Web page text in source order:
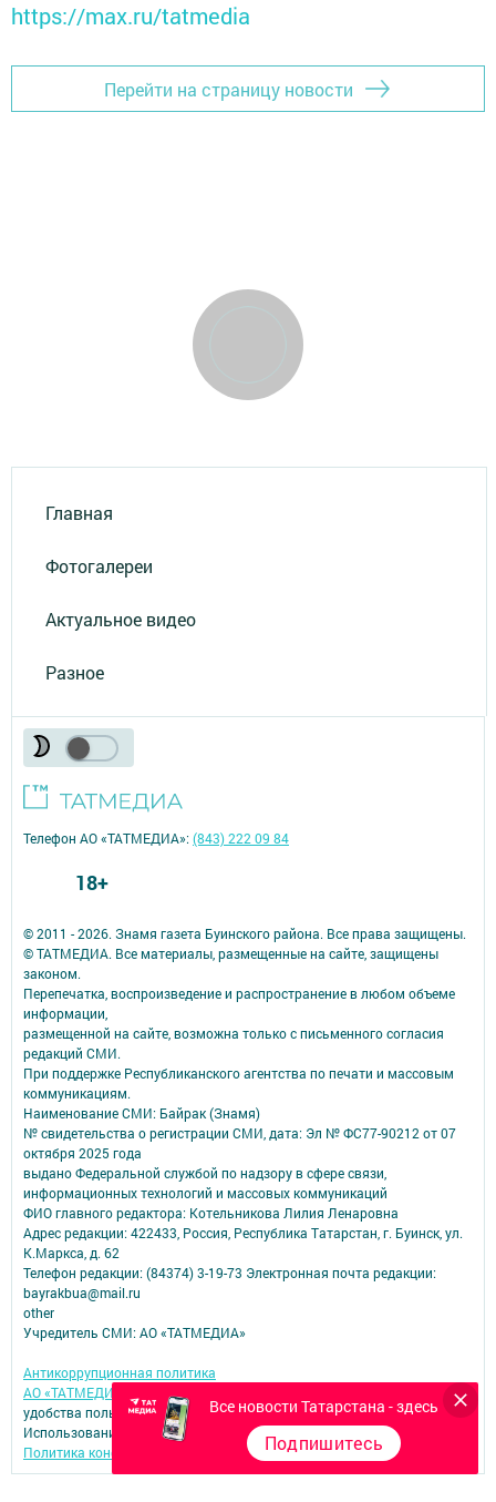
https://max.ru/tatmedia
Перейти на страницу новости
Главная
Фотогалереи
Актуальное видео
Разное
Все новости Татарстана - здесь
Подпишитесь
© 2011 - 2026. Знамя газета Буинского района. Все права защищены.
© ТАТМЕДИА. Все материалы, размещенные на сайте, защищены
законом.
Перепечатка, воспроизведение и распространение в любом объеме
информации,
размещенной на сайте, возможна только с письменного согласия
редакций СМИ.
При поддержке Республиканского агентства по печати и массовым
коммуникациям.
Наименование СМИ: Байрак (Знамя)
№ свидетельства о регистрации СМИ, дата: Эл № ФС77-90212 от 07
октября 2025 года
выдано Федеральной службой по надзору в сфере связи,
информационных технологий и массовых коммуникаций
ФИО главного редактора: Котельникова Лилия Ленаровна
Адрес редакции: 422433, Россия, Республика Татарстан, г. Буинск, ул.
К.Маркса, д. 62
Телефон редакции: (84374) 3-19-73 Электронная почта редакции:
bayrakbua@mail.ru
other
Учредитель СМИ: АО «ТАТМЕДИА»
Антикоррупционная политика
АО «ТАТМЕДИА» использует «cookie»
для персонализации сервисов и
удобства пользователей сайтом.
Использование «cookie» можно отменить в настройках браузера.
Политика конфиденциальности
Телефон АО «ТАТМЕДИА»:(843) 222 09 84
18+